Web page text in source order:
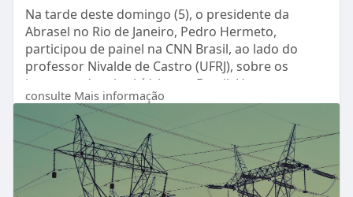
Na tarde deste domingo (5), o presidente da
Abrasel no Rio de Janeiro, Pedro Hermeto,
participou de painel na CNN Brasil, ao lado do
professor Nivalde de Castro (UFRJ), sobre os
impactos da crise hídrica no Brasil. Hermeto
destacou os desafios adicionais que bares e
restaurantes terão nos próximos meses e
também o novo pedido feito ao presidente Jair
Bolsonaro para o retorno do#horáriodeverão
que, além de ajudar na economia de energia, traz
faturamento adicional para o setor.
consulte Mais informação